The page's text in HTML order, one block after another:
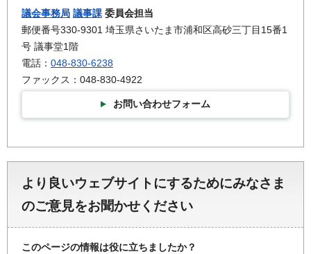
議会事務局 議事課 委員会担当
郵便番号330-9301 埼玉県さいたま市浦和区高砂三丁目15番1
号 議事堂1階
電話： 048-830-6238
ファックス：048-830-4922
お問い合わせフォーム
より良いウェブサイトにするためにみなさま
のご意見をお聞かせください
このページの情報は役に立ちましたか？